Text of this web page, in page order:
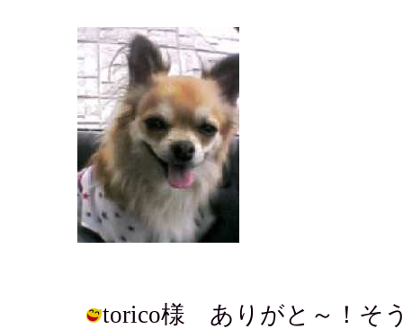
torico様 ありがと～！そ